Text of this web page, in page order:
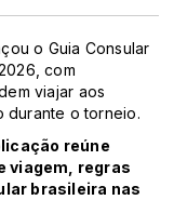
o Guia Consular
com
viajar aos
durante o torneio.
reúne
viagem, regras
brasileira nas